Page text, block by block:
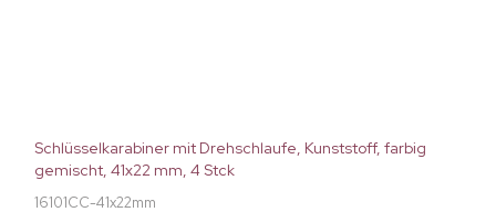
Schlüsselkarabiner mit Drehschlaufe, Kunststoff, farbig
gemischt, 41x22 mm, 4 Stck
16101CC-41x22mm